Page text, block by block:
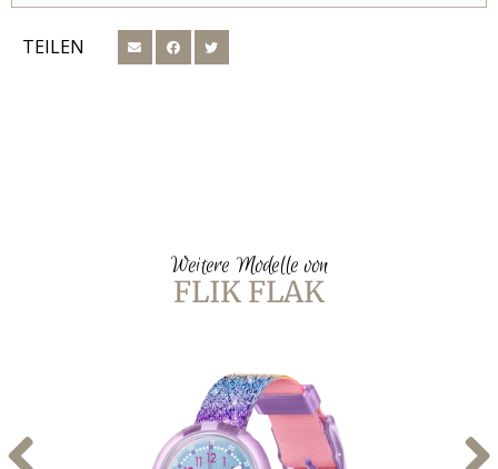
TEILEN
Weitere Modelle von
FLIK FLAK